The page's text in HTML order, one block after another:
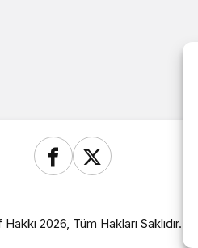
2026, Tüm Hakları Saklıdır.